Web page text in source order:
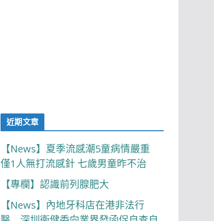
近期文章
【News】夏季流感潮5童病情嚴重
僅1人無打流感針 七歲男童昨不治
【專欄】認識前列腺肥大
【News】內地牙科店在港非法行